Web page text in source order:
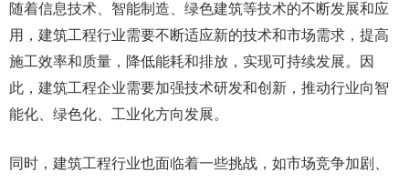
随着信息技术、智能制造、绿色建筑等技术的不断发展和应
用，建筑工程行业需要不断适应新的技术和市场需求，提高
施工效率和质量，降低能耗和排放，实现可持续发展。因
此，建筑工程企业需要加强技术研发和创新，推动行业向智
能化、绿色化、工业化方向发展。
同时，建筑工程行业也面临着一些挑战，如市场竞争加剧、